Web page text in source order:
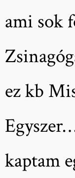
ami sok
ez kb
kaptam